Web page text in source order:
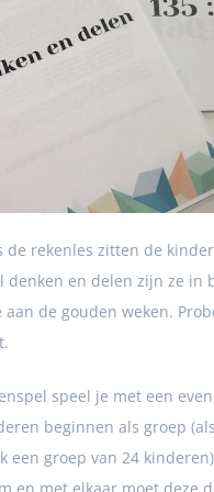
de rekenles zitten de
denken en delen zijn ze in
aan de gouden weken.
speel je met een
beginnen als groep
een groep van 24